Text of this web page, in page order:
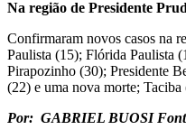
Na região de Presidente
Confirmaram novos casos na
Paulista (15); Flórida Paulista
Pirapozinho (30); Presidente
(22) e uma nova morte;
Por: GABRIEL BUOSI